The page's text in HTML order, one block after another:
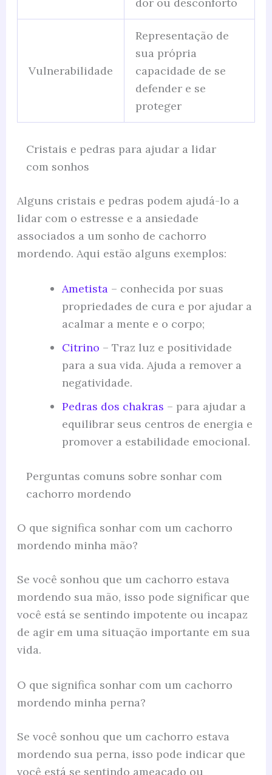
Vulnerabilidade
Representação de
sua própria
capacidade de se
defender e se
proteger
Cristais e pedras para ajudar a lidar
com sonhos
Alguns cristais e pedras podem ajudá-lo a
lidar com o estresse e a ansiedade
associados a um sonho de cachorro
mordendo. Aqui estão alguns exemplos:
Ametista– conhecida por suas
propriedades de cura e por ajudar a
acalmar a mente e o corpo;
Citrino – Traz luz e positividade
para a sua vida. Ajuda a remover a
negatividade.
Pedras dos chakras – para ajudar a
equilibrar seus centros de energia e
promover a estabilidade emocional.
Perguntas comuns sobre sonhar com
cachorro mordendo
O que significa sonhar com um cachorro
mordendo minha mão?
Se você sonhou que um cachorro estava
mordendo sua mão, isso pode significar que
você está se sentindo impotente ou incapaz
de agir em uma situação importante em sua
vida.
O que significa sonhar com um cachorro
mordendo minha perna?
Se você sonhou que um cachorro estava
mordendo sua perna, isso pode indicar que
você está se sentindo ameaçado ou